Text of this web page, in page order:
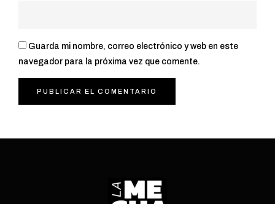
Guarda mi nombre, correo electrónico y web en este
navegador para la próxima vez que comente.